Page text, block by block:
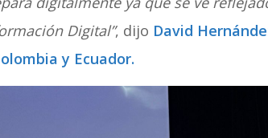
Digital”, dijo David
y Ecuador.